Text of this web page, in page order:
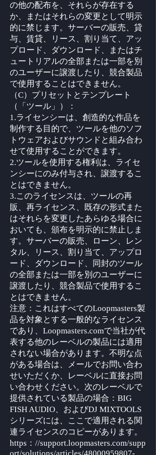
の他の配布を、それらが存在する
か、またはそれらの変更として明示
的に禁じます。サーバーの販売、貸
与、賃貸、リース、割り当て、アッ
プロード、ダウンロード、またはチ
ュートリアルの全部または一部を別
のユーザーに譲渡したり、競合製品
で使用することはできません。
（C）プリセットとテンプレート
（「ツール」）：
1.ライセンシーは、創造的な作品を
制作する目的で、ツールを他のソフ
トウェアおよびサウンドと組み合わ
せて使用​​することができます。
2.ツールを使用する権利は、ライセ
ンシーにのみ付与され、譲渡するこ
とはできません。
3.このライセンスは、ツールの再
販、再ライセンス、既存の形式また
はそれらを変更したあらゆる場合に
おいても、頒布を明示的に禁止しま
す。サーバーの販売、ローン、レン
タル、リース、割り当て、アップロ
ード、ダウンロード、同封のツール
の全部または一部を別のユーザーに
譲渡したり、競合製品で使用するこ
とはできません。
注意：これはすべてのLoopmasters製
品を対象とする一般的なライセンス
であり、Loopmasters.comで当社が代
表する他のレーベルの製品には適用
されない場合があります。不明な点
がある場合は、メールでお問い合わ
せいただくか、レーベルに直接お問
い合わせください。次のレーベルで
提供されている製品の場合：BIG
FISH AUDIO、およびDJ MIXTOOLS
シリーズには、ここで適用される関
連ライセンスのコピーがあります。
https：//support.loopmasters.com/supp